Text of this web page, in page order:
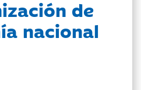
de
nacional